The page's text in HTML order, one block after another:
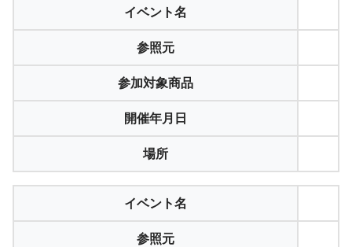
イベント名
参照元
参加対象商品
開催年月日
場所
イベント名
参照元